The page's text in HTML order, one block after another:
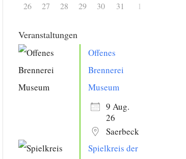
26
27 28 29 30 31 1
Veranstaltungen
Offenes
Brennerei
Museum
9 Aug.
26
Saerbeck
Spielkreis der